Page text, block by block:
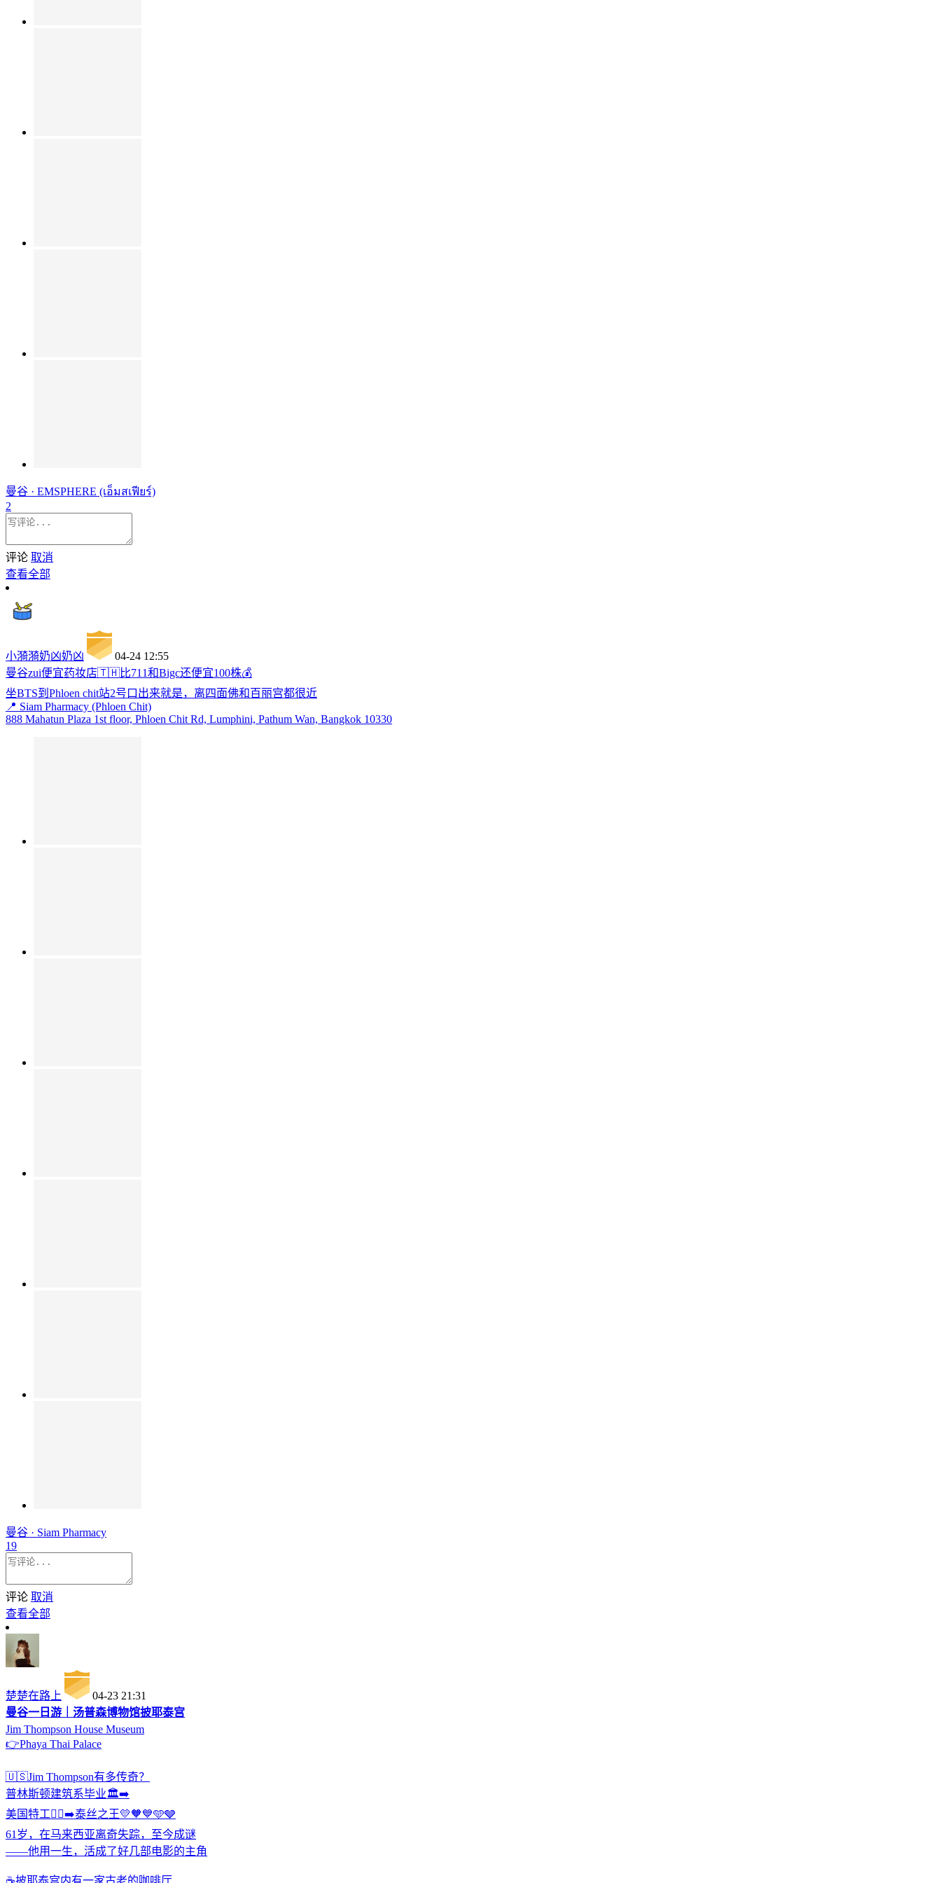
曼谷 · EMSPHERE (เอ็มสเฟียร์)
2
评论 取消
查看全部
小漪漪奶凶奶凶
04-24 12:55
曼谷zui便宜药妆店🇹🇭比711和Bigc还便宜100株💰
坐BTS到Phloen chit站2号口出来就是，离四面佛和百丽宫都很近
📍 Siam Pharmacy (Phloen Chit)
888 Mahatun Plaza 1st floor, Phloen Chit Rd, Lumphini, Pathum Wan, Bangkok 10330
曼谷 · Siam Pharmacy
19
评论 取消
查看全部
楚楚在路上
04-23 21:31
曼谷一日游｜汤普森博物馆披耶泰宫
Jim Thompson House Museum
👉Phaya Thai Palace
🇺🇸Jim Thompson有多传奇？
普林斯顿建筑系毕业🏛️➡️
美国特工🕵️‍♂️➡️泰丝之王💛🧡💙🩵🩶
61岁，在马来西亚离奇失踪，至今成谜
——他用一生，活成了好几部电影的主角
☕️披耶泰宫内有一家古老的咖啡厅